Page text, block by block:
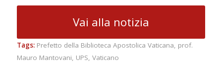
Vai alla notizia
Tags: Prefetto della Biblioteca Apostolica Vaticana, prof.
Mauro Mantovani, UPS, Vaticano